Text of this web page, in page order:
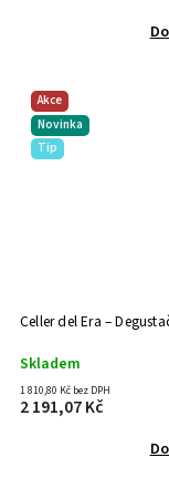
Akce
Novinka
Tip
Celler del Era –
Skladem
1 810,80 Kč bez DPH
2 191,07 Kč